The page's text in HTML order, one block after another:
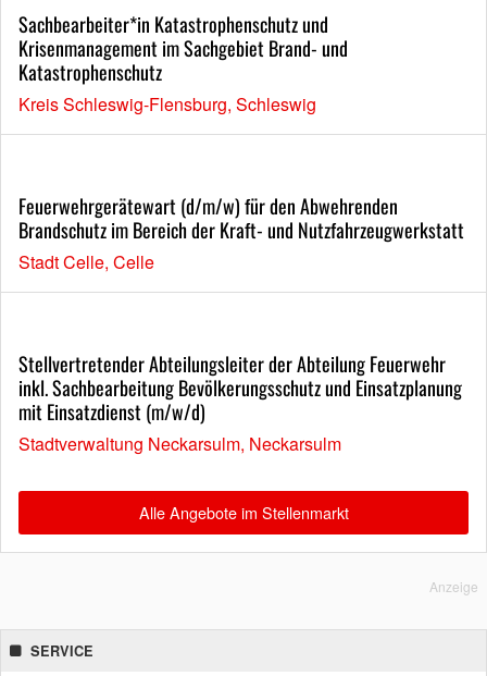
Sachbearbeiter*in Katastrophenschutz und
Krisenmanagement im Sachgebiet Brand- und
Katastrophenschutz
Kreis Schleswig-Flensburg, Schleswig
Feuerwehrgerätewart (d/m/w) für den Abwehrenden
Brandschutz im Bereich der Kraft- und Nutzfahrzeugwerkstatt
Stadt Celle, Celle
Stellvertretender Abteilungsleiter der Abteilung Feuerwehr
inkl. Sachbearbeitung Bevölkerungsschutz und Einsatzplanung
mit Einsatzdienst (m/w/d)
Stadtverwaltung Neckarsulm, Neckarsulm
Alle Angebote im Stellenmarkt
Anzeige
SERVICE